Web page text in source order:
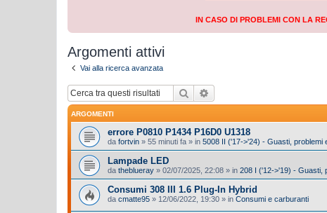
IN CASO DI PROBLEMI CON LA
Argomenti attivi
Vai alla ricerca avanzata
Cerca
ARGOMENTI
errore P0810 P1434 P16D0 U1318
da fortvin » 55 minuti fa » in 5008 II ('17->'24) - Guasti, problemi
Lampade LED
da theblueray » 02/07/2025, 22:08 » in 208 I ('12->'19) - Guasti,
Consumi 308 III 1.6 Plug-In Hybrid
da cmatte95 » 12/06/2022, 19:30 » in Consumi e carburanti